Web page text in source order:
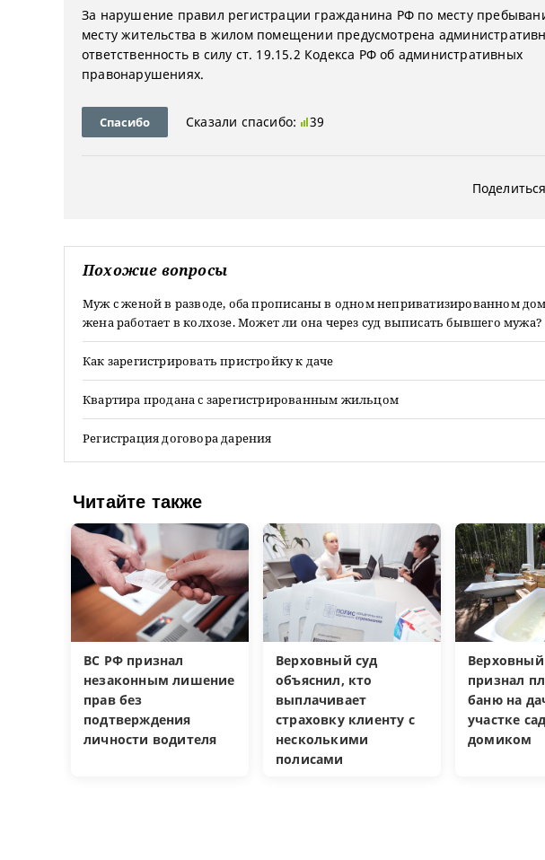
За нарушение правил регистрации гражданина РФ по месту
месту жительства в жилом помещении предусмотрена
ответственность в силу ст. 19.15.2 Кодекса РФ об административных
правонарушениях.
Спасибо Сказали спасибо: 39
Похожие вопросы
Муж с женой в разводе, оба прописаны в одном неприватизированном
жена работает в колхозе. Может ли она через суд выписать бывшего мужа?
Как зарегистрировать пристройку к даче
Квартира продана с зарегистрированным жильцом
Регистрация договора дарения
Читайте также
ВС РФ признал
незаконным лишение
прав без
подтверждения
личности водителя
Верховный суд
объяснил, кто
выплачивает
страховку клиенту с
несколькими
полисами
Верховный
признал
баню на
участке
домиком